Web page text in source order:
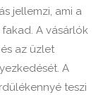
jellemzi, ami a
A vásárlók
az üzlet
A
teszi